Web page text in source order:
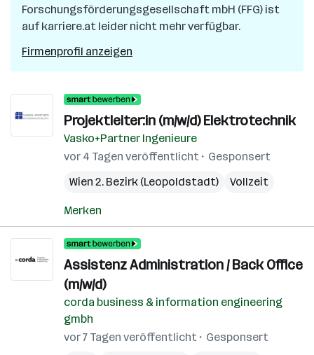
in
Wien
Forschungsförderungsgesellschaft mbH (FFG) ist
auf karriere.at leider nicht mehr verfügbar.
Firmenprofil anzeigen
Projektleiter:in (m/w/d) Elektrotechnik
Vasko+Partner Ingenieure
vor 4 Tagen veröffentlicht
Gesponsert
Wien 2. Bezirk (Leopoldstadt)
Vollzeit
Merken
Assistenz Administration / Back Office
(m/w/d)
corda business & information engineering
gmbh
vor 7 Tagen veröffentlicht
Gesponsert